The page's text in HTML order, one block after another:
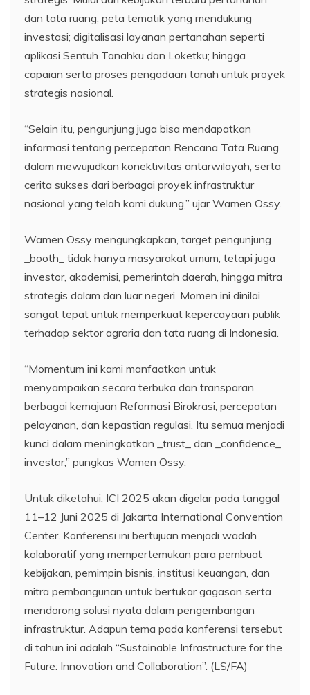
dan tata ruang; peta tematik yang mendukung
investasi; digitalisasi layanan pertanahan seperti
aplikasi Sentuh Tanahku dan Loketku; hingga
capaian serta proses pengadaan tanah untuk proyek
strategis nasional.
“Selain itu, pengunjung juga bisa mendapatkan
informasi tentang percepatan Rencana Tata Ruang
dalam mewujudkan konektivitas antarwilayah, serta
cerita sukses dari berbagai proyek infrastruktur
nasional yang telah kami dukung,” ujar Wamen Ossy.
Wamen Ossy mengungkapkan, target pengunjung
_booth_ tidak hanya masyarakat umum, tetapi juga
investor, akademisi, pemerintah daerah, hingga mitra
strategis dalam dan luar negeri. Momen ini dinilai
sangat tepat untuk memperkuat kepercayaan publik
terhadap sektor agraria dan tata ruang di Indonesia.
“Momentum ini kami manfaatkan untuk
menyampaikan secara terbuka dan transparan
berbagai kemajuan Reformasi Birokrasi, percepatan
pelayanan, dan kepastian regulasi. Itu semua menjadi
kunci dalam meningkatkan _trust_ dan _confidence_
investor,” pungkas Wamen Ossy.
Untuk diketahui, ICI 2025 akan digelar pada tanggal
11–12 Juni 2025 di Jakarta International Convention
Center. Konferensi ini bertujuan menjadi wadah
kolaboratif yang mempertemukan para pembuat
kebijakan, pemimpin bisnis, institusi keuangan, dan
mitra pembangunan untuk bertukar gagasan serta
mendorong solusi nyata dalam pengembangan
infrastruktur. Adapun tema pada konferensi tersebut
di tahun ini adalah “Sustainable Infrastructure for the
Future: Innovation and Collaboration”. (LS/FA)